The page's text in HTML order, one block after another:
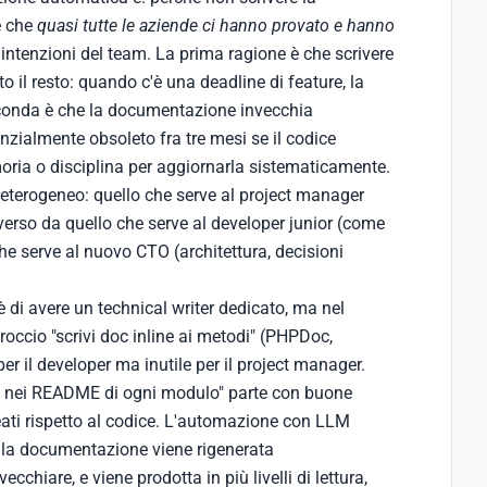
che quasi tutte le aziende ci hanno provato e hanno
del team. La prima ragione è che scrivere
il resto: quando c'è una deadline di feature, la
è che la documentazione invecchia
obsoleto fra tre mesi se il codice
o disciplina per aggiornarla sistematicamente.
quello che serve al project manager
da quello che serve al developer junior (come
serve al nuovo CTO (architettura, decisioni
avere un technical writer dedicato, ma nel
"scrivi doc inline ai metodi" (PHPDoc,
il developer ma inutile per il project manager.
README di ogni modulo" parte con buone
rispetto al codice. L'automazione con LLM
documentazione viene rigenerata
e viene prodotta in più livelli di lettura,